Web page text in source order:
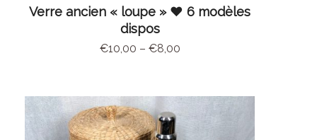
CHOIX DES OPTIONS
Verre ancien « loupe » ♥ 6 modèles
dispos
€8,00
–
€10,00